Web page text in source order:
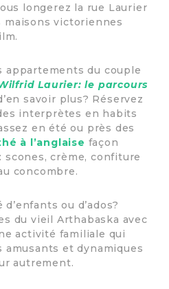
longerez la rue Laurier
maisons victoriennes
appartements du couple
Laurier: le parcours
savoir plus? Réservez
interprètes en habits
en été ou près des
à l’anglaise façon
scones, crème, confiture
concombre.
ou d’ados?
du vieil Arthabaska avec
activité familiale qui
et dynamiques
autrement.